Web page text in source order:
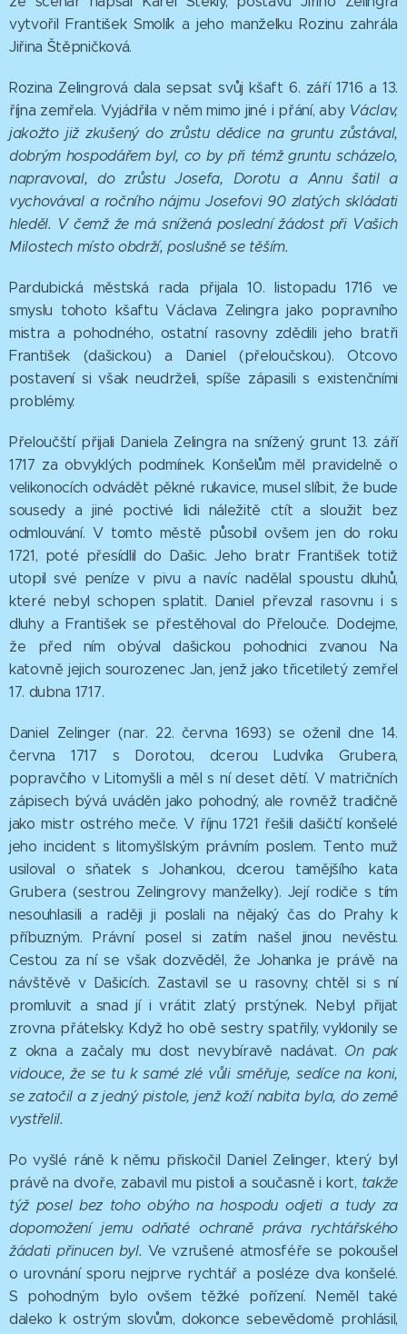
vytvořil František Smolík a jeho manželku Rozinu zahrála
Jiřina Štěpničková.
Rozina Zelingrová dala sepsat svůj kšaft 6. září 1716 a 13.
října zemřela. Vyjádřila v něm mimo jiné i přání, aby Václav,
jakožto již zkušený do zrůstu dědice na gruntu zůstával,
dobrým hospodářem byl, co by při témž gruntu scházelo,
napravoval, do zrůstu Josefa, Dorotu a Annu šatil a
vychovával a ročního nájmu Josefovi 90 zlatých skládati
hleděl. V čemž že má snížená poslední žádost při Vašich
Milostech místo obdrží, poslušně se těším.
Pardubická městská rada přijala 10. listopadu 1716 ve
smyslu tohoto kšaftu Václava Zelingra jako popravního
mistra a pohodného, ostatní rasovny zdědili jeho bratři
František (dašickou) a Daniel (přeloučskou). Otcovo
postavení si však neudrželi, spíše zápasili s existenčními
problémy.
Přeloučští přijali Daniela Zelingra na snížený grunt 13. září
1717 za obvyklých podmínek. Konšelům měl pravidelně o
velikonocích odvádět pěkné rukavice, musel slíbit, že bude
sousedy a jiné poctivé lidi náležitě ctít a sloužit bez
odmlouvání. V tomto městě působil ovšem jen do roku
1721, poté přesídlil do Dašic. Jeho bratr František totiž
utopil své peníze v pivu a navíc nadělal spoustu dluhů,
které nebyl schopen splatit. Daniel převzal rasovnu i s
dluhy a František se přestěhoval do Přelouče. Dodejme,
že před ním obýval dašickou pohodnici zvanou Na
katovně jejich sourozenec Jan, jenž jako třicetiletý zemřel
17. dubna 1717.
Daniel Zelinger (nar. 22. června 1693) se oženil dne 14.
června 1717 s Dorotou, dcerou Ludvíka Grubera,
popravčího v Litomyšli a měl s ní deset dětí. V matričních
zápisech bývá uváděn jako pohodný, ale rovněž tradičně
jako mistr ostrého meče. V říjnu 1721 řešili dašičtí konšelé
jeho incident s litomyšlským právním poslem. Tento muž
usiloval o sňatek s Johankou, dcerou tamějšího kata
Grubera (sestrou Zelingrovy manželky). Její rodiče s tím
nesouhlasili a raději ji poslali na nějaký čas do Prahy k
příbuzným. Právní posel si zatím našel jinou nevěstu.
Cestou za ní se však dozvěděl, že Johanka je právě na
návštěvě v Dašicích. Zastavil se u rasovny, chtěl si s ní
promluvit a snad jí i vrátit zlatý prstýnek. Nebyl přijat
zrovna přátelsky. Když ho obě sestry spatřily, vyklonily se
z okna a začaly mu dost nevybíravě nadávat. On pak
vidouce, že se tu k samé zlé vůli směřuje, sedíce na koni,
se zatočil a z jedný pistole, jenž koží nabita byla, do země
vystřelil.
Po vyšlé ráně k němu přiskočil Daniel Zelinger, který byl
právě na dvoře, zabavil mu pistoli a současně i kort, takže
týž posel bez toho obýho na hospodu odjeti a tudy za
dopomožení jemu odňaté ochraně práva rychtářského
žádati přinucen byl. Ve vzrušené atmosféře se pokoušel
o urovnání sporu nejprve rychtář a posléze dva konšelé.
S pohodným bylo ovšem těžké pořízení. Neměl také
daleko k ostrým slovům, dokonce sebevědomě prohlásil,